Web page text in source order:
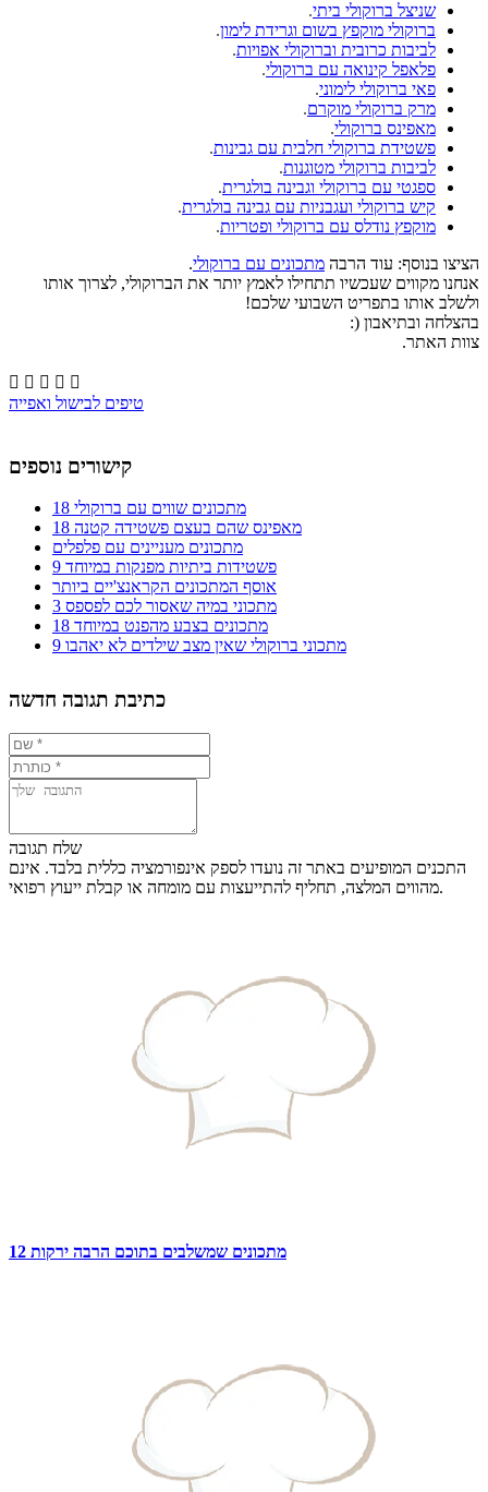
שניצל ברוקולי ביתי.
ברוקולי מוקפץ בשום וגרידת לימון.
לביבות כרובית וברוקולי אפויות.
פלאפל קינואה עם ברוקולי.
פאי ברוקולי לימוני.
מרק ברוקולי מוקרם.
מאפינס ברוקולי.
פשטידת ברוקולי חלבית עם גבינות.
לביבות ברוקולי מטוגנות.
ספגטי עם ברוקולי וגבינה בולגרית.
קיש ברוקולי ועגבניות עם גבינה בולגרית.
מוקפץ נודלס עם ברוקולי ופטריות.
הציצו בנוסף: עוד הרבה מתכונים עם ברוקולי.
אנחנו מקווים שעכשיו תתחילו לאמץ יותר את הברוקולי, לצרוך אותו
ולשלב אותו בתפריט השבועי שלכם!
בהצלחה ובתיאבון (:
צוות האתר.
    
טיפים לבישול ואפייה
קישורים נוספים
18 מתכונים שווים עם ברוקולי
18 מאפינס שהם בעצם פשטידה קטנה
מתכונים מעניינים עם פלפלים
9 פשטידות ביתיות מפנקות במיוחד
אוסף המתכונים הקראנצ'יים ביותר
3 מתכוני במיה שאסור לכם לפספס
18 מתכונים בצבע מהפנט במיוחד
9 מתכוני ברוקולי שאין מצב שילדים לא יאהבו
כתיבת תגובה חדשה
שלח תגובה
התכנים המופיעים באתר זה נועדו לספק אינפורמציה כללית בלבד. אינם
מהווים המלצה, תחליף להתייעצות עם מומחה או קבלת ייעוץ רפואי.
12 מתכונים שמשלבים בתוכם הרבה ירקות